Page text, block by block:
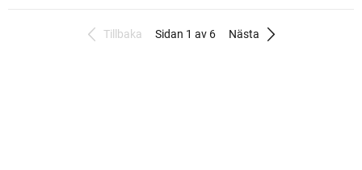
Tillbaka Sidan 1 av 6 Nästa